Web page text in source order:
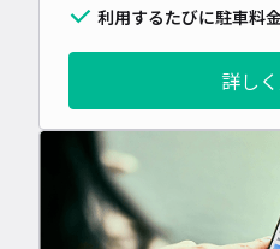
利用するたびに駐車料
詳し